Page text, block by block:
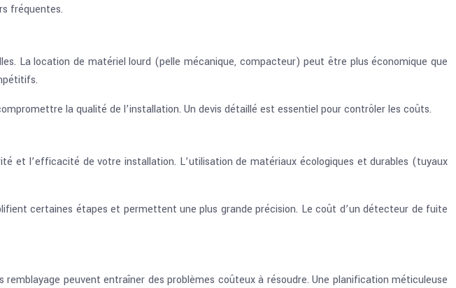
fréquentes.
La location de matériel lourd (pelle mécanique, compacteur) peut être plus économique que
la qualité de l’installation. Un devis détaillé est essentiel pour contrôler les coûts.
et l’efficacité de votre installation. L’utilisation de matériaux écologiques et durables (tuyaux
certaines étapes et permettent une plus grande précision. Le coût d’un détecteur de fuite
peuvent entraîner des problèmes coûteux à résoudre. Une planification méticuleuse